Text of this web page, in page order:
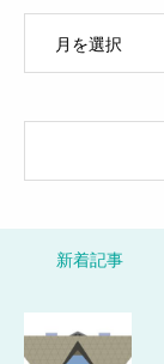
新着記事